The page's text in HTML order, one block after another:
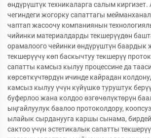
өндүрүштүк техникаларга салым
чегиндеги жогорку сапаттагы
чаптап жасоочу компаниянын
чийинки материалдарды текшерүүдөн
орамалоого чейинки өндүрүштүн баардык
текшерүүчү көп баскычтуу текшерүү
сапатты камсыз кылуу процессине да
көрсөткүчтөрдүн ичинде кайрадан
камсыз кылуу үчүн күйүшкө туруштук
буферлоо жана колдоо өзгөчөлүктөрүн
ыңгайлуулук баалоо протоколдору,
ылайык сырданууга каршы сынама,
сактоо үчүн эстетикалык сапатты